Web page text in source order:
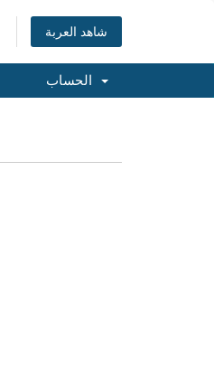
شاهد العربة